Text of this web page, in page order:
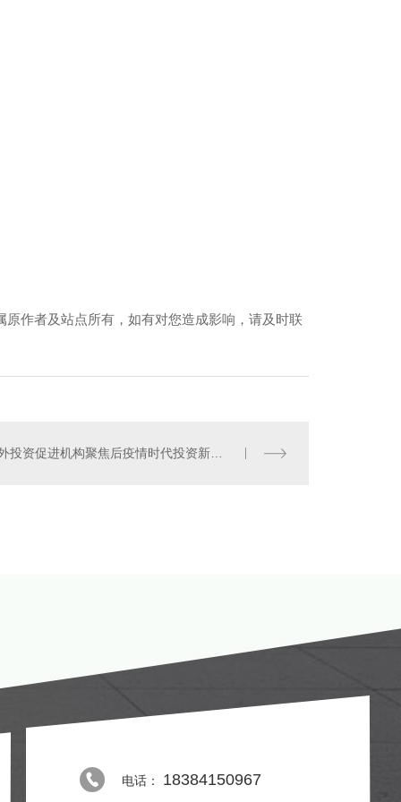
作者及站点所有，如有对您造成影响，请及时联
中外投资促进机构聚焦后疫情时代投资新趋势
电话： 18384150967